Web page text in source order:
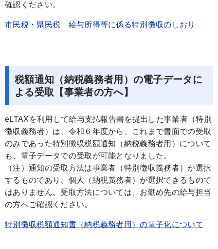
確認ください。
市民税・県民税 給与所得等に係る特別徴収のしおり
税額通知（納税義務者用）の電子データに
よる受取【事業者の方へ】
eLTAXを利用して給与支払報告書を提出した事業者（特別
徴収義務者）は、令和６年度から、これまで書面での受取
のみであった特別徴収税額通知（納税義務者用）について
も、電子データでの受取が可能となりました。
（注）通知の受取方法は事業者（特別徴収義務者）が選択
するものであり、個人（納税義務者）が選択できるもので
はありません。受取方法については、お勤め先の給与担当
の方へご確認ください。
特別徴収税額通知書（納税義務者用）の電子化について